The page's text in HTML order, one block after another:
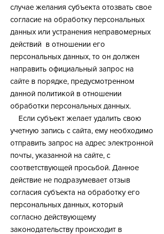
случае желания субъекта отозвать свое
согласие на обработку персональных
данных или устранения неправомерных
действий в отношении его
персональных данных, то он должен
направить официальный запрос на
сайте в порядке, предусмотренном
данной политикой в отношении
обработки персональных данных.
Если субъект желает удалить свою
учетную запись с сайта, ему необходимо
отправить запрос на адрес электронной
почты, указанной на сайте, с
соответствующей просьбой. Данное
действие не подразумевает отзыв
согласия субъекта на обработку его
персональных данных, который
согласно действующему
законодательству происходит в